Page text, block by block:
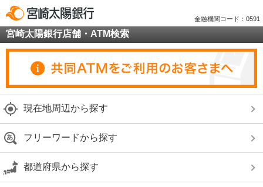
金融機関コード：0591
宮崎太陽銀行店舗・ATM検索
現在地周辺から探す
フリーワードから探す
都道府県から探す